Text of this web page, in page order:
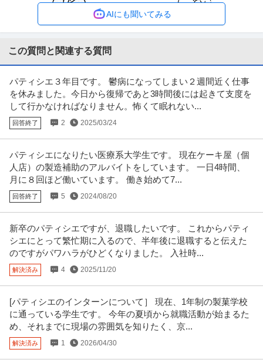
制（本社の場合）／年間休日123日／リモート可（週2日目安）
年間休日110日以上
年収800万円〜900万円
性などに応じ、当該求人をビ…続きを見る
店舗・FC開発 ／ 免税店での販売・運営管理スタッフ「北海道の
製菓グループ企業」／新千歳・成田・関西の複数エリアにてエリ
ア限定募集！
北海道コンフェクトグループ株式会社
自社サービス 職場内禁煙 産休・育休実績あり
年収500万円〜700万円
【職種】サービス＞店舗・FC開発 【業種】サービス＞その他 ※会員属性など
…続きを見る
提供：ビズリーチ
法人営業 ／ 「八丁堀」製パン業界への貢献！産業用天板の営業製
パン製菓原料・機器・ワイン輸入商社
パシフィック洋行株式会社
年収500万円〜700万円
【職種】営業＞法人営業 【業種】メーカー＞日用品 ※会員属性などに応じ、
当該求人をビズリーチ上で閲…続きを見る
で顧客満足度向上を支えるサポートポジションを募集します
パシフィック洋行株式会社
新着 年間休日110日以上 年間休日100日以上 土日休み
【職種】食品＞品質管理 【業種】メーカー＞食品・飲料 ※会員属性などに応
じ、当該求人をビズリーチ上…続きを見る
提供：ビズリーチ
AIにも聞いてみる
この質問と関連する質問
パティシエ３年目です。 鬱病になってしまい２週間近く仕事
を休みました。今日から復帰であと3時間後には起きて支度を
して行かなければなりません。怖くて眠れない...
回答終了 2 2025/03/24
パティシエになりたい医療系大学生です。 現在ケーキ屋（個
人店）の製造補助のアルバイトをしています。 一日4時間、
月に８回ほど働いています。 働き始めて7...
回答終了 5 2024/08/20
新卒のパティシエですが、退職したいです。 これからパティ
シエにとって繁忙期に入るので、半年後に退職すると伝えた
のですがパワハラがひどくなりました。 入社時...
解決済み 4 2025/11/20
[パティシエのインターンについて］ 現在、1年制の製菓学校
に通っている学生です。 今年の夏頃から就職活動が始まるた
め、それまでに現場の雰囲気を知りたく、京...
解決済み 1 2026/04/30